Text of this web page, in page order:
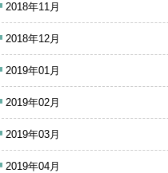
2018年11月
2018年12月
2019年01月
2019年02月
2019年03月
2019年04月